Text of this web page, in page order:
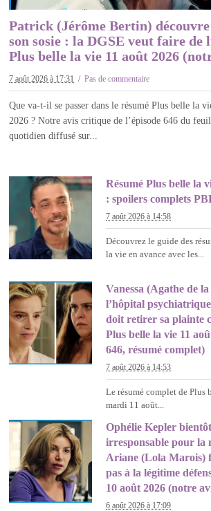
Patrick (Jérôme Bertin) découvre
son sosie : la DGSE veut faire de
Plus belle la vie 11 août 2026
7 août 2026 à 17:31 Pas de commentaire
Que va-t-il se passer dans le résumé Plus belle la
2026 ? Notre avis critique de l’épisode 646 du
quotidien diffusé sur...
Résumé Plus belle la
: spoilers complets
7 août 2026 à 14:58
Découvrez le guide des
la vie en avance avec les...
Vanessa (Agathe de
l’hôpital
doit retirer sa plainte
Plus belle la vie 11
646, résumé complet)
7 août 2026 à 14:53
Le résumé complet de Plus
mardi 11 août...
Ophélie Kepler
irresponsable pour la
Ariane (Lola Marois)
pas à la légitime
10 août 2026 (notre
6 août 2026 à 17:09